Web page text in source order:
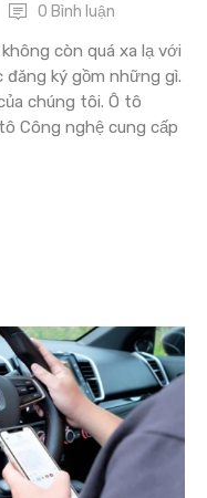
0 Bình luận
còn quá xa lạ với
đăng ký gồm những gì.
chúng tôi. Ô tô
Công nghệ cung cấp